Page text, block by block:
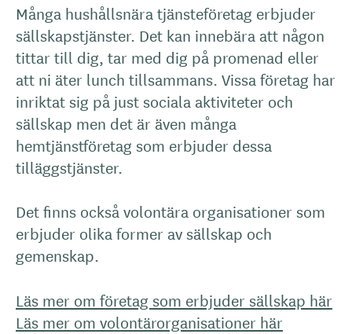
Många hushållsnära tjänsteföretag erbjuder
sällskapstjänster. Det kan innebära att någon
tittar till dig, tar med dig på promenad eller
att ni äter lunch tillsammans. Vissa företag har
inriktat sig på just sociala aktiviteter och
sällskap men det är även många
hemtjänstföretag som erbjuder dessa
tilläggstjänster.
Det finns också volontära organisationer som
erbjuder olika former av sällskap och
gemenskap.
Läs mer om företag som erbjuder sällskap här
Läs mer om volontärorganisationer här